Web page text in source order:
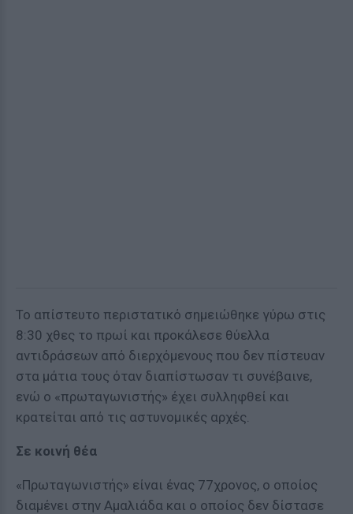
Το απίστευτο περιστατικό σημειώθηκε γύρω στις
8:30 χθες το πρωί και προκάλεσε θύελλα
αντιδράσεων από διερχόμενους που δεν πίστευαν
στα μάτια τους όταν διαπίστωσαν τι συνέβαινε,
ενώ ο «πρωταγωνιστής» έχει συλληφθεί και
κρατείται από τις αστυνομικές αρχές.
Σε κοινή θέα
«Πρωταγωνιστής» είναι ένας 77χρονος, ο οποίος
διαμένει στην Αμαλιάδα και ο οποίος δεν δίστασε